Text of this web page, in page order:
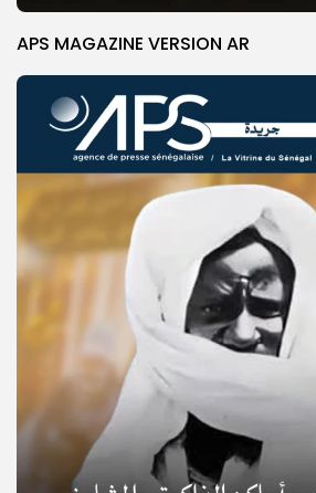
© Copyright 2025, APS
APS MAGAZINE VERSION AR